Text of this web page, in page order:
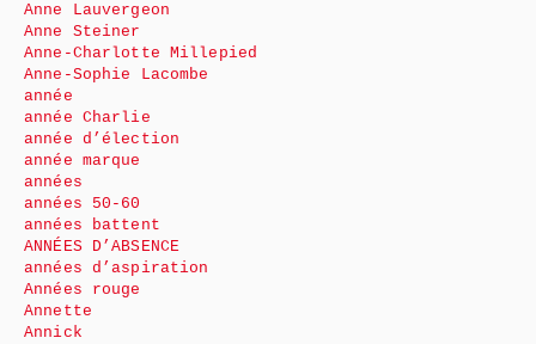
Anne Lauvergeon
Anne Steiner
Anne-Charlotte Millepied
Anne-Sophie Lacombe
année
année Charlie
année d’élection
année marque
années
années 50-60
années battent
ANNÉES D’ABSENCE
années d’aspiration
Années rouge
Annette
Annick